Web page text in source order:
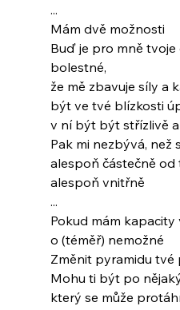
...
Mám dvě možnosti
Buď je pro mně
bolestné,
že mě zbavuje síly a
být ve tvé blízkosti
v ní být být střízlivě
Pak mi nezbývá, než
alespoň částečně od
alespoň vnitřně
...
Pokud mám
o (téměř) nemožné
Změnit pyramidu tvé
Mohu ti být po
který se může